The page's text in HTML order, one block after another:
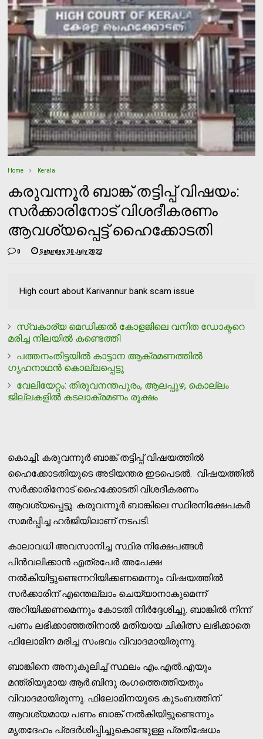
Home Kerala
കരുവന്നൂര്‍ ബാങ്ക് തട്ടിപ്പ് വിഷയം:
സര്‍ക്കാരിനോട് വിശദീകരണം
ആവശ്യപ്പെട്ട് ഹൈക്കോടതി
0 Saturday, 30 July 2022
High court about Karivannur bank scam issue
സ്വകാര്യ മെഡിക്കല്‍ കോളജിലെ വനിത ഡോക്ടറെ
മരിച്ച നിലയില്‍ കണ്ടെത്തി
പത്തനംതിട്ടയില്‍ കാട്ടാന ആക്രമണത്തില്‍
ഗൃഹനാഥന്‍ കൊല്ലപ്പെട്ടു
വേലിയേറ്റം: തിരുവനന്തപുരം, ആലപ്പുഴ, കൊല്ലം
ജില്ലകളില്‍ കടലാക്രമണം രൂക്ഷം
കൊച്ചി: കരുവന്നൂര്‍ ബാങ്ക് തട്ടിപ്പ് വിഷയത്തില്‍
ഹൈക്കോടതിയുടെ അടിയന്തര ഇടപെടല്‍. വിഷയത്തില്‍
സര്‍ക്കാരിനോട് ഹൈക്കോടതി വിശദീകരണം
ആവശ്യപ്പെട്ടു. കരുവന്നൂര്‍ ബാങ്കിലെ സ്ഥിരനിക്ഷേപകര്‍
സമര്‍പ്പിച്ച ഹര്‍ജിയിലാണ് നടപടി.
കാലാവധി അവസാനിച്ച സ്ഥിര നിക്ഷേപങ്ങള്‍
പിന്‍വലിക്കാന്‍ എത്രപേര്‍ അപേക്ഷ
നല്‍കിയിട്ടുണ്ടെന്നറിയിക്കണമെന്നും വിഷയത്തില്‍
സര്‍ക്കാരിന് എന്തെല്ലാം ചെയ്യാനാകുമെന്ന്
അറിയിക്കണമെന്നും കോടതി നിര്‍ദ്ദേശിച്ചു. ബാങ്കില്‍ നിന്ന്
പണം ലഭിക്കാഞ്ഞതിനാല്‍ മതിയായ ചികിത്സ ലഭിക്കാതെ
ഫിലോമിന മരിച്ച സംഭവം വിവാദമായിരുന്നു.
ബാങ്കിനെ അനുകൂലിച്ച് സ്ഥലം എം.എല്‍.എയും
മന്ത്രിയുമായ ആര്‍.ബിന്ദു രംഗത്തെത്തിയതും
വിവാദമായിരുന്നു. ഫിലോമിനയുടെ കുടംബത്തിന്
ആവശ്യമായ പണം ബാങ്ക് നല്‍കിയിട്ടുണ്ടെന്നും
മൃതദേഹം പ്രദര്‍ശിപ്പിച്ചുകൊണ്ടുള്ള പ്രതിഷേധം